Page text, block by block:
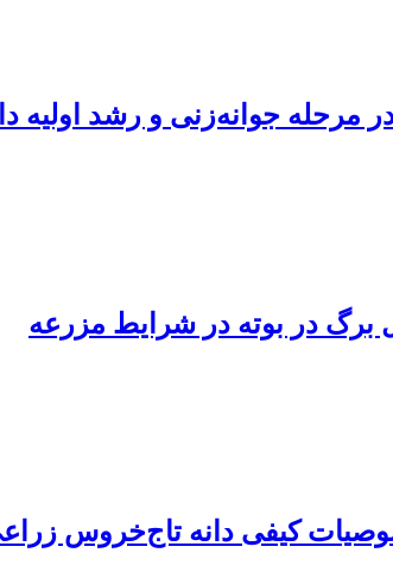
مرحله جوانه‌زنی و رشد اولیه
کیفی دانه تاج‌خروس